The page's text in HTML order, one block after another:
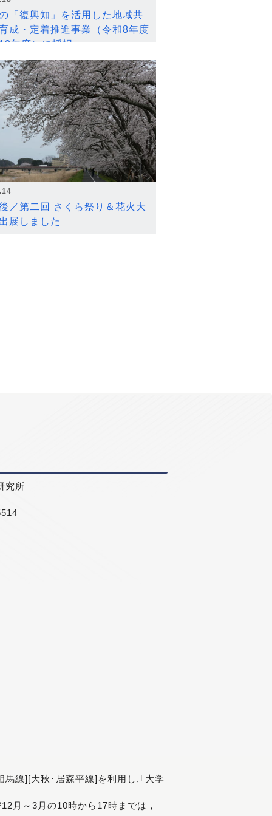
「復興知」を活用した地域共
成・定着推進事業（令和8年度
年度）に採択
／第二回 さくら祭り＆花火大
展しました
究所
線][大秋･居森平線]を利用し,｢大学
月～3月の10時から17時までは，